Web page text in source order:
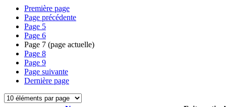
Première page
Page précédente
Page 5
Page 6
Page 7 (page actuelle)
Page 8
Page 9
Page suivante
Dernière page